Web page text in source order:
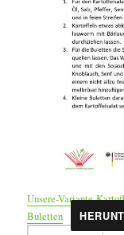
Unsere-Variante-
Buletten